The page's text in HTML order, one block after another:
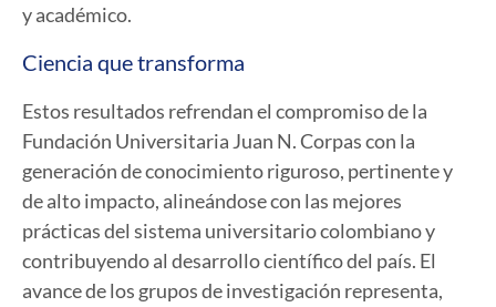
y académico.
Ciencia que transforma
Estos resultados refrendan el compromiso de la
Fundación Universitaria Juan N. Corpas con la
generación de conocimiento riguroso, pertinente y
de alto impacto, alineándose con las mejores
prácticas del sistema universitario colombiano y
contribuyendo al desarrollo científico del país. El
avance de los grupos de investigación representa,